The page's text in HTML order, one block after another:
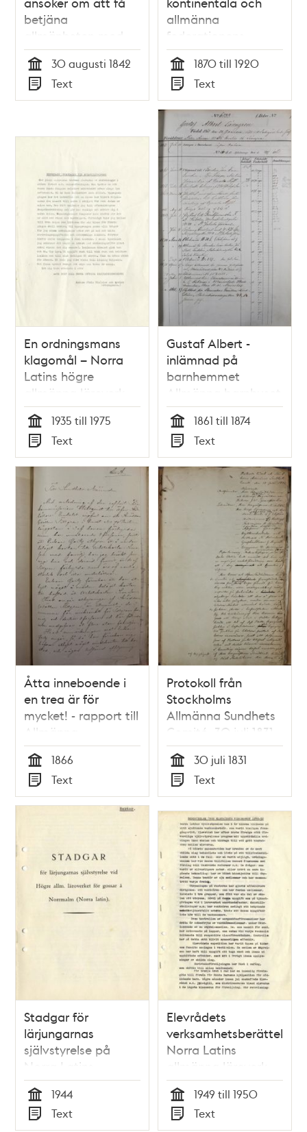
betjäna
allmänheten med
båtskjuts
Tid
30 augusti 1842
Typ
Text
allmänna
federationens
svenska avdelnings
arkiv
Tid
1870 till 1920
Typ
Text
En ordningsmans
klagomål – Norra
Latins högre
allmänna läroverk
Tid
1935 till 1975
Typ
Text
Gustaf Albert -
inlämnad på
barnhemmet
Allmänna barnhuset
1861
Tid
1861 till 1874
Typ
Text
Åtta inneboende i
en trea är för
mycket! - rapport till
Allmänna
sundhetsnämnden
1866
Tid
1866
Typ
Text
Protokoll från
Stockholms
Allmänna Sundhets
Comité, 30 juli 1831
Tid
30 juli 1831
Typ
Text
Stadgar för
lärjungarnas
självstyrelse på
Norra Latins
allmänna läroverk -
1944
Tid
1944
Text
Elevrådets
verksamhetsberättelse
Norra Latins
allmänna läroverk
för gossar – 1949-
1950
Tid
1949 till 1950
Text